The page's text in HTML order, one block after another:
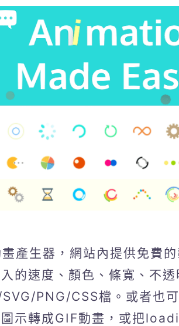
產生器，網站內提供免費的
的速度、顏色、條寬、不
PNG/CSS檔。或者也
示轉成GIF動畫，或把